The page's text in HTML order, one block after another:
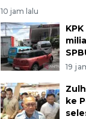
10 jam lalu
19
ke